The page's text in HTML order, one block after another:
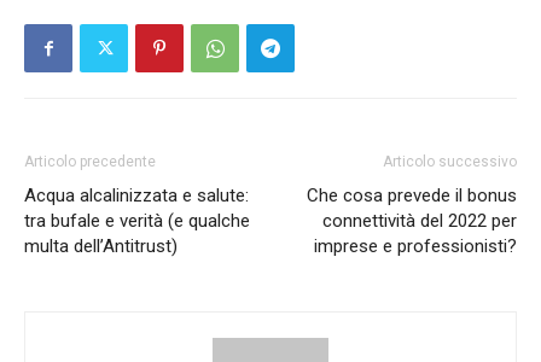
Articolo precedente
Acqua alcalinizzata e salute:
tra bufale e verità (e qualche
multa dell’Antitrust)
Articolo successivo
Che cosa prevede il bonus
connettività del 2022 per
imprese e professionisti?